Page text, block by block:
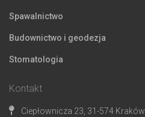
Spawalnictwo
Budownictwo i geodezja
Stomatologia
Kontakt
Ciepłownicza 23, 31-574 Kraków